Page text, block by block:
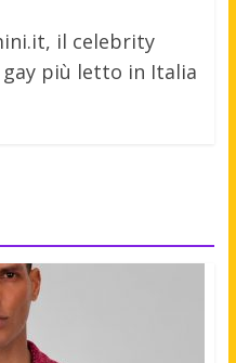
il celebrity
gay più letto in Italia